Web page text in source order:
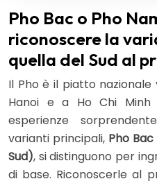
Pho Bac o Pho
riconoscere la
quella del Sud al
Il Pho è il piatto
Hanoi e a Ho Chi
esperienze
varianti principali, Pho
Sud), si distinguono per
di base. Riconoscerle al